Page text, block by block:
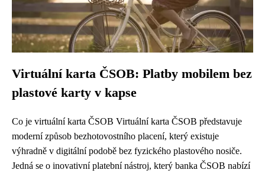
Virtuální karta ČSOB: Platby mobilem bez
plastové karty v kapse
Co je virtuální karta ČSOB Virtuální karta ČSOB představuje
moderní způsob bezhotovostního placení, který existuje
výhradně v digitální podobě bez fyzického plastového nosiče.
Jedná se o inovativní platební nástroj, který banka ČSOB nabízí